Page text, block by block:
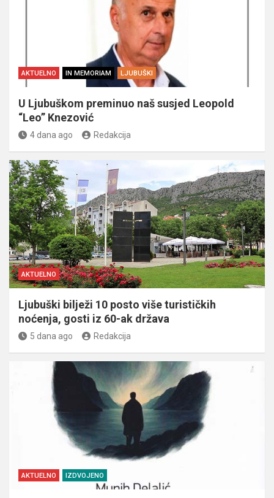
AKTUELNO IN MEMORIAM LJUBUŠKI
U Ljubuškom preminuo naš susjed Leopold
“Leo” Knezović
4 dana ago Redakcija
AKTUELNO
Ljubuški bilježi 10 posto više turističkih
noćenja, gosti iz 60-ak država
5 dana ago Redakcija
AKTUELNO IZDVOJENO